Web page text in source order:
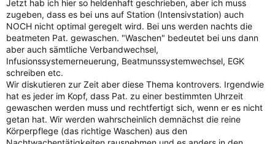
Jetzt hab ich hier so heldenhaft geschrieben, aber ich muss
zugeben, dass es bei uns auf Station (Intensivstation) auch
NOCH nicht optimal geregelt wird. Bei uns werden nachts die
beatmeten Pat. gewaschen. "Waschen" bedeutet bei uns dann
aber auch sämtliche Verbandwechsel,
Infusionssystemerneuerung, Beatmunssystemwechsel, EGK
schreiben etc.
Wir diskutieren zur Zeit aber diese Thema kontrovers. Irgendwie
hat es jeder im Kopf, dass Pat. zu einer bestimmten Uhrzeit
gewaschen werden muss und rechtfertigt sich, wenn er es nicht
getan hat. Wir werden wahrscheinlich demnächst die reine
Körperpflege (das richtige Waschen) aus den